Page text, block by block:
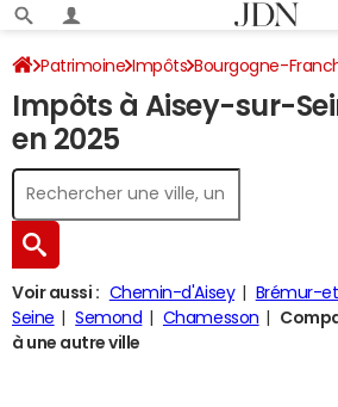
Patrimoine Impôts Bourgogne-
Côte-d'Or Aisey-sur-Seine Impôt sur le
Impôts à Aisey-sur-
en 2025
Voir aussi : Chemin-d'Aisey Brémur-
Seine
Semond Chamesson
à une autre ville